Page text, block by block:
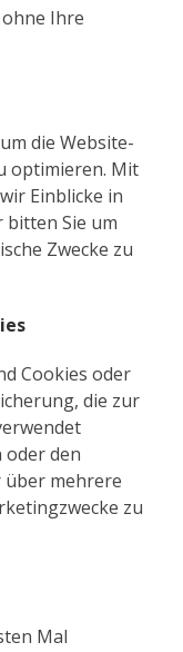
Ihre
die Website-
optimieren. Mit
Einblicke in
bitten Sie um
Zwecke zu
Cookies oder
die zur
oder den
über mehrere
zu
Mal